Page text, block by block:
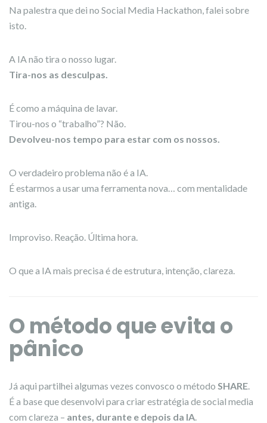
Na palestra que dei no Social Media Hackathon, falei sobre
isto.
A IA não tira o nosso lugar.
Tira-nos as desculpas.
É como a máquina de lavar.
Tirou-nos o “trabalho”? Não.
Devolveu-nos tempo para estar com os nossos.
O verdadeiro problema não é a IA.
É estarmos a usar uma ferramenta nova… com mentalidade
antiga.
Improviso. Reação. Última hora.
O que a IA mais precisa é de estrutura, intenção, clareza.
O método que evita o
pânico
Já aqui partilhei algumas vezes convosco o método SHARE.
É a base que desenvolvi para criar estratégia de social media
com clareza – antes, durante e depois da IA.